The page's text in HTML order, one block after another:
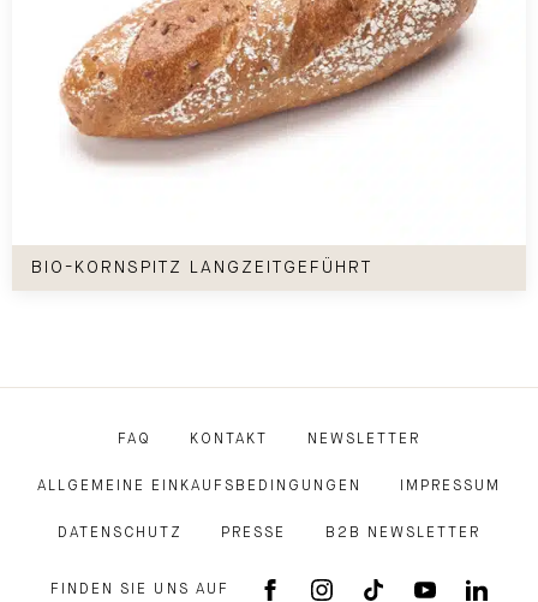
Bio-Kornspitz langzeitgeführt
BIO-KORNSPITZ LANGZEITGEFÜHRT
FAQ KONTAKT NEWSLETTER
ALLGEMEINE EINKAUFSBEDINGUNGEN IMPRESSUM
DATENSCHUTZ PRESSE B2B NEWSLETTER
FINDEN SIE UNS AUF